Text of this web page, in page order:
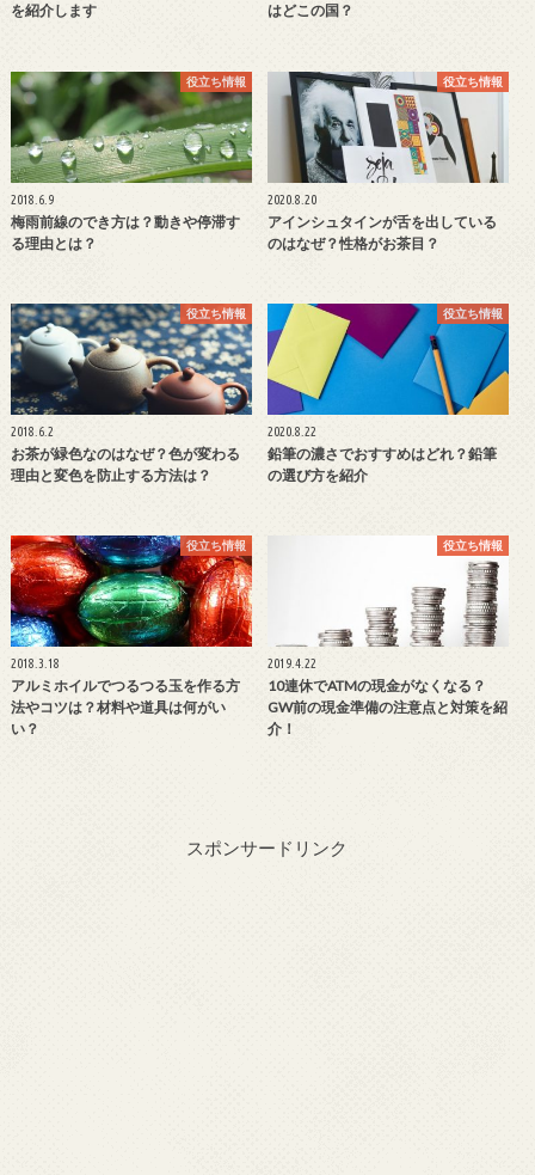
を紹介します
はどこの国？
役立ち情報
2018.6.9
梅雨前線のでき方は？動きや停滞す
る理由とは？
役立ち情報
2020.8.20
アインシュタインが舌を出している
のはなぜ？性格がお茶目？
役立ち情報
2018.6.2
お茶が緑色なのはなぜ？色が変わる
理由と変色を防止する方法は？
役立ち情報
2020.8.22
鉛筆の濃さでおすすめはどれ？鉛筆
の選び方を紹介
役立ち情報
2018.3.18
アルミホイルでつるつる玉を作る方
法やコツは？材料や道具は何がい
い？
役立ち情報
2019.4.22
10連休でATMの現金がなくなる？
GW前の現金準備の注意点と対策を紹
介！
スポンサードリンク